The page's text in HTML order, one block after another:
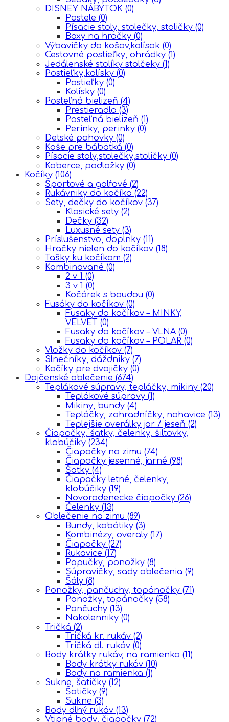
DISNEY NÁBYTOK (0)
Postele (0)
Písacie stoly, stolečky, stoličky (0)
Boxy na hračky (0)
Výbavičky do košov,kolísok (0)
Cestovné postieľky, ohrádky (1)
Jedálenské stolíky stolčeky (1)
Postieľky,kolísky (0)
Postieľky (0)
Kolísky (0)
Posteľná bielizeň (4)
Prestieradla (3)
Posteľná bielizeň (1)
Perinky, perinky (0)
Detské pohovky (0)
Koše pre bábätká (0)
Písacie stoly,stolečky,stoličky (0)
Koberce, podložky (0)
Kočíky (106)
Športové a golfové (2)
Rukávniky do kočíka (22)
Sety, dečky do kočíkov (37)
Klasické sety (2)
Dečky (32)
Luxusné sety (3)
Príslušenstvo, doplnky (11)
Hračky nielen do kočíkov (18)
Tašky ku kočíkom (2)
Kombinované (0)
2 v 1 (0)
3 v 1 (0)
Kočárek s boudou (0)
Fusáky do kočíkov (0)
Fusaky do kočíkov – MINKY,
VELVET (0)
Fusaky do kočíkov – VLNA (0)
Fusaky do kočíkov – POLAR (0)
Vložky do kočíkov (7)
Slnečníky, dáždniky (7)
Kočíky pre dvojičky (0)
Dojčenské oblečenie (674)
Teplákové súpravy, tepláčky, mikiny (20)
Teplákové súpravy (1)
Mikiny, bundy (4)
Tepláčky, zahradníčky, nohavice (13)
Teplejšie overálky jar / jeseň (2)
Čiapočky, šatky, čelenky, šiltovky,
klobúčiky (234)
Čiapočky na zimu (74)
Čiapočky jesenné, jarné (98)
Šatky (4)
Čiapočky letné, čelenky,
klobúčiky (19)
Novorodenecke čiapočky (26)
Čelenky (13)
Oblečenie na zimu (89)
Bundy, kabátiky (3)
Kombinézy, overaly (17)
Čiapočky (27)
Rukavice (17)
Papučky, ponožky (8)
Súpravičky, sady oblečenia (9)
Šály (8)
Ponožky, pančuchy, topánočky (71)
Ponožky, topánočky (58)
Pančuchy (13)
Nakolenniky (0)
Tričká (2)
Tričká kr. rukáv (2)
Tričká dl. rukáv (0)
Body krátky rukáv, na ramienka (11)
Body krátky rukáv (10)
Body na ramienka (1)
Sukne, šatičky (12)
Šatičky (9)
Sukne (3)
Body dlhý rukáv (13)
Vtipné body, čiapočky (72)